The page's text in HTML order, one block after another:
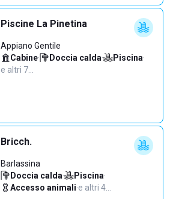
Piscine La Pinetina
Appiano Gentile
Cabine· Doccia calda· Piscina·
e altri 7…
Bricch.
Barlassina
Doccia calda· Piscina·
Accesso animali·e altri 4…